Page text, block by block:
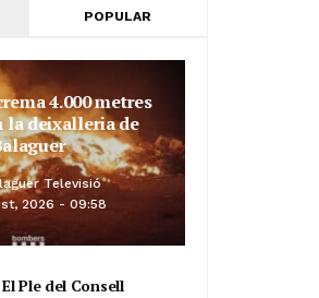
POPULAR
4.000 metres
la deixalleria de
Televisió
2026 - 09:58
El Ple del Consell